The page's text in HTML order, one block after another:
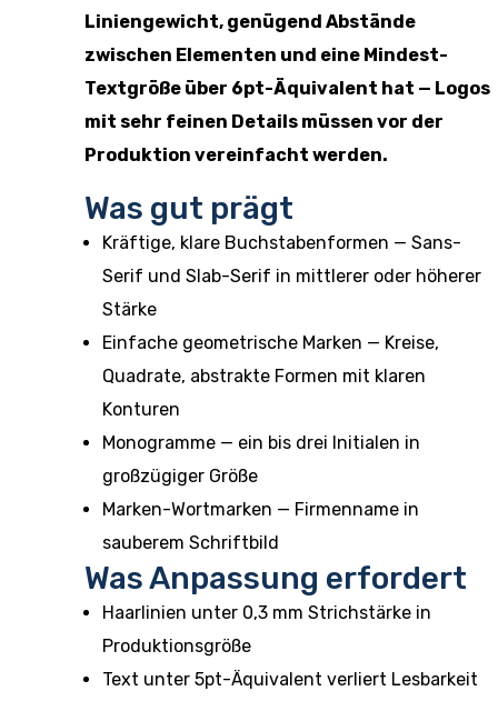
Liniengewicht, genügend Abstände
zwischen Elementen und eine Mindest-
Textgröße über 6pt-Äquivalent hat — Logos
mit sehr feinen Details müssen vor der
Produktion vereinfacht werden.
Was gut prägt
Kräftige, klare Buchstabenformen — Sans-
Serif und Slab-Serif in mittlerer oder höherer
Stärke
Einfache geometrische Marken — Kreise,
Quadrate, abstrakte Formen mit klaren
Konturen
Monogramme — ein bis drei Initialen in
großzügiger Größe
Marken-Wortmarken — Firmenname in
sauberem Schriftbild
Was Anpassung erfordert
Haarlinien unter 0,3 mm Strichstärke in
Produktionsgröße
Text unter 5pt-Äquivalent verliert Lesbarkeit